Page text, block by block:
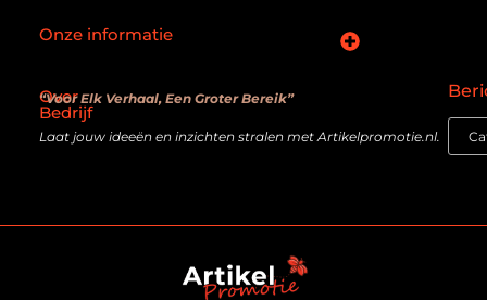
Over
Bedrijf
“Voor Elk Verhaal, Een Groter Bereik”
Laat jouw ideeën en inzichten stralen met Artikelpromotie.nl.
Onze informatie